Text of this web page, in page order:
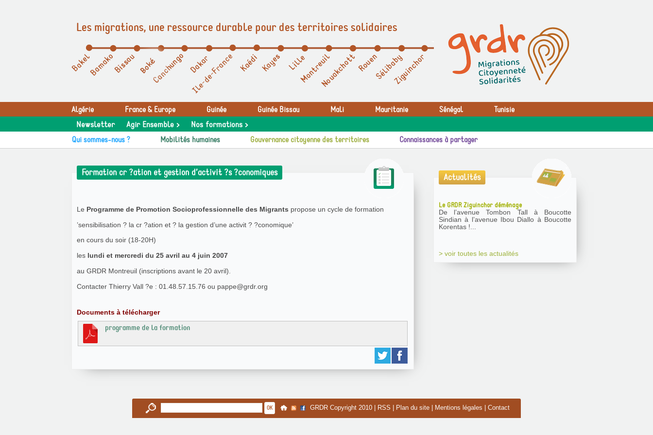
Les migrations, une ressource durable pour des territoires solidaires
Algérie France & Europe Guinée Guinée Bissau Mali Mauritanie Sénégal Tunisie
Newsletter Agir Ensemble > Nos formations >
Qui sommes-nous ? Mobilités humaines Gouvernance citoyenne des territoires Connaissances à partager
Formation cr ?ation et gestion d’activit ?s ?conomiques
Le Programme de Promotion Socioprofessionnelle des Migrants propose un cycle de formation
’sensibilisation ? la cr ?ation et ? la gestion d’une activit ? ?conomique’
en cours du soir (18-20H)
les lundi et mercredi du 25 avril au 4 juin 2007
au GRDR Montreuil (inscriptions avant le 20 avril).
Contacter Thierry Vall ?e : 01.48.57.15.76 ou pappe@grdr.org
Documents à télécharger
programme de la formation
Actualités
Le GRDR Ziguinchor déménage
De l’avenue Tombon Tall à Boucotte
Sindian à l’avenue Ibou Diallo à Boucotte
Korentas !...
> voir toutes les actualités
GRDR Copyright 2010 | RSS | Plan du site| Mentions légales | Contact